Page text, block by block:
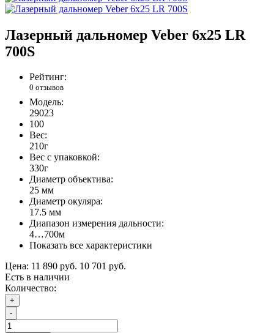
Лазерный дальномер Veber 6x25 LR
700S
Рейтинг:
0 отзывов
Модель:
29023
100
Вес:
210г
Вес с упаковкой:
330г
Диаметр объектива:
25 мм
Диаметр окуляра:
17.5 мм
Диапазон измерения дальности:
4…700м
Показать все характеристики
Цена: 11 890 руб. 10 701 руб.
Есть в наличии
Количество:
+
-